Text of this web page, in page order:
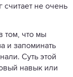
считает не очень
том, что мы
и запоминать
Суть этой
навык или